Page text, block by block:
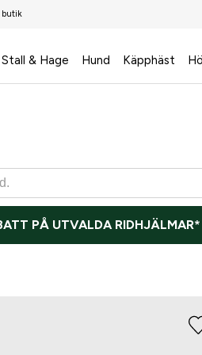
butik
Stall & Hage Hund Käpphäst
PÅ UTVALDA RIDHJÄLMAR*